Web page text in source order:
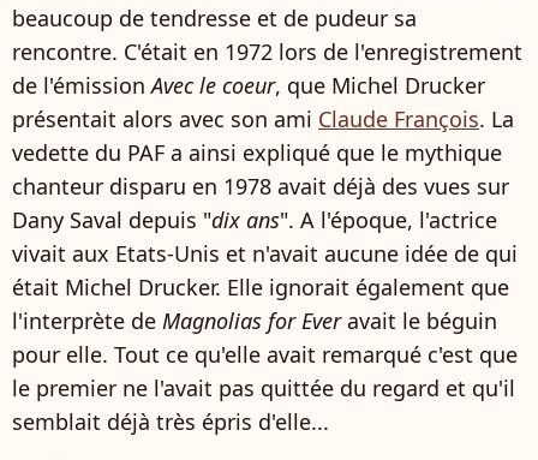
beaucoup de tendresse et de pudeur sa
rencontre. C'était en 1972 lors de l'enregistrement
de l'émissionAvec le coeur, que Michel Drucker
présentait alors avec son ami Claude François. La
vedette du PAF a ainsi expliqué que le mythique
chanteur disparu en 1978 avait déjà des vues sur
Dany Saval depuis "dix ans". A l'époque, l'actrice
vivait aux Etats-Unis et n'avait aucune idée de qui
était Michel Drucker. Elle ignorait également que
l'interprète de Magnolias for Everavait le béguin
pour elle. Tout ce qu'elle avait remarqué c'est que
le premier ne l'avait pas quittée du regard et qu'il
semblait déjà très épris d'elle...